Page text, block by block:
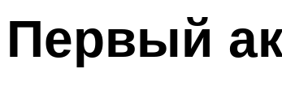
Первый